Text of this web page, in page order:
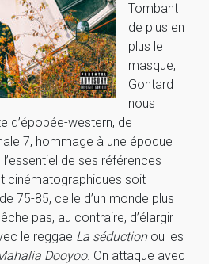
Tombant
de plus en
plus le
masque,
Gontard
nous
d’épopée-western, de
7, hommage à une époque
de ses références
cinématographiques soit
75-85, celle d’un monde plus
pas, au contraire, d’élargir
le reggae La séductionou les
Dooyoo. On attaque avec